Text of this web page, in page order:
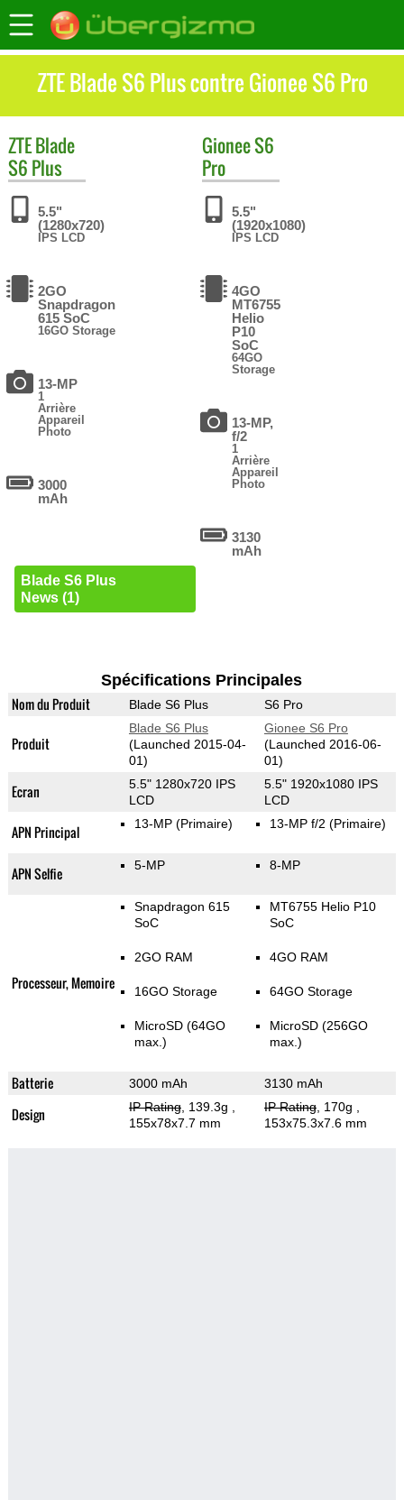
ZTE Blade S6 Plus contre Gionee S6 Pro
ZTEBlade
S6 Plus
5.5"
(1280x720)
IPS LCD
2GO
Snapdragon
615 SoC
16GO Storage
13-MP
1
Arrière
Appareil
Photo
3000
mAh
Blade S6 Plus
News (1)
GioneeS6
Pro
5.5"
(1920x1080)
IPS LCD
4GO
MT6755
Helio
P10
SoC
64GO
Storage
13-MP,
f/2
1
Arrière
Appareil
Photo
3130
mAh
Spécifications Principales
Nom du Produit Blade S6 Plus S6 Pro
Produit
Blade S6 Plus
(Launched 2015-04-
01)
Gionee S6 Pro
(Launched 2016-06-
01)
Ecran
5.5" 1280x720 IPS
LCD
5.5" 1920x1080 IPS
LCD
APN Principal 13-MP (Primaire) 13-MP f/2 (Primaire)
APN Selfie 5-MP 8-MP
Processeur, Memoire
Snapdragon 615
SoC
2GO RAM
16GO Storage
MicroSD (64GO
max.)
MT6755 Helio P10
SoC
4GO RAM
64GO Storage
MicroSD (256GO
max.)
Batterie 3000 mAh 3130 mAh
Design IP Rating, 139.3g
155x78x7.7 mm
IP Rating, 170g
153x75.3x7.6 mm